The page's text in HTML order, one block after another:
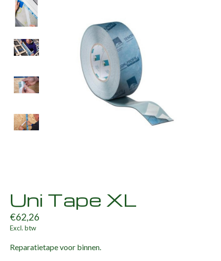
Uni Tape XL
€62,26
Excl. btw
Reparatietape voor binnen.